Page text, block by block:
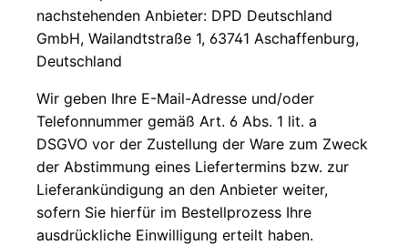
nachstehenden Anbieter: DPD Deutschland
GmbH, Wailandtstraße 1, 63741 Aschaffenburg,
Deutschland
Wir geben Ihre E-Mail-Adresse und/oder
Telefonnummer gemäß Art. 6 Abs. 1 lit. a
DSGVO vor der Zustellung der Ware zum Zweck
der Abstimmung eines Liefertermins bzw. zur
Lieferankündigung an den Anbieter weiter,
sofern Sie hierfür im Bestellprozess Ihre
ausdrückliche Einwilligung erteilt haben.